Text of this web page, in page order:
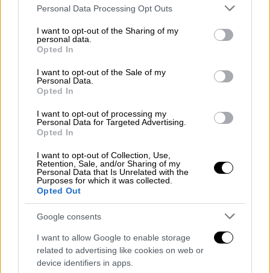
Please note that this website/app uses one or more Google
not limited to your visit or usage behaviour. You may click to
grant or deny consent to Google and its third-party tags to
use your data for below specified purposes in below Google
consent section.
Personal Data Processing Opt Outs
I want to opt-out of the Sharing of my
personal data.
Opted In
I want to opt-out of the Sale of my
Personal Data.
Opted In
I want to opt-out of processing my
Personal Data for Targeted Advertising.
Opted In
I want to opt-out of Collection, Use,
Retention, Sale, and/or Sharing of my
Personal Data that Is Unrelated with the
Purposes for which it was collected.
Opted Out
Google consents
I want to allow Google to enable storage
related to advertising like cookies on web or
device identifiers in apps.
να ενημερώσουν την εκκλησία. Το βίντεο
παραχώρησαν στο OPENσυγγενικά πρόσωπα
των δύο Ελλήνων
σοκαριστικές. Οιδύο τραυματίες είχαν
ενημερώσει την ενορία
Μητροπολίτη πως πραγματικά
οι δρόμοι
είναι γεμάτοι με άτομα τα οποία πυροβολούν
ο ένας τον άλλον
φύγουν από τη Μητρόπολη. Μετά από λίγο
κατέληξαν στο σημείο από όπου και
κατέγραψαντο βίντεο, στη βεράντα έξω από
το σπίτι του ενός εκ των δύο. Εκεί τους
χτύπησαν τα θραύσματα. Στη συνέχεια,
σημειώθηκε έκρηξη πολύ κοντά τους, με
αποτέλεσμα να τραυματιστούν και να
μεταφερθούν στο νοσοκομείο.